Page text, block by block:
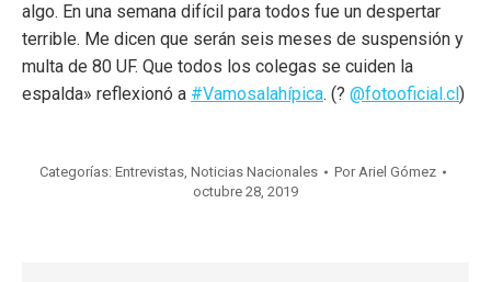
algo. En una semana difícil para todos fue un despertar
terrible. Me dicen que serán seis meses de suspensión y
multa de 80 UF. Que todos los colegas se cuiden la
espalda» reflexionó a #Vamosalahípica. (? @fotooficial.cl)
Categorías: Entrevistas, Noticias Nacionales PorAriel Gómez
octubre 28, 2019